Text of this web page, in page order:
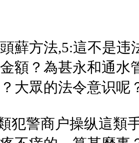
蘚方法,5:這不是
額？為甚永和通水
大眾的法令意识呢
犯警商户操纵這類